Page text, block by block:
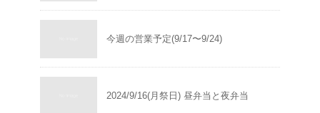
今週の営業予定(9/17〜9/24)
2024/9/16(月祭日) 昼弁当と夜弁当